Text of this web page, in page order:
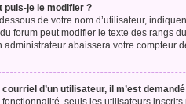
puis-je le modifier ?
de votre nom d’utilisateur,
forum peut modifier le texte des rangs
administrateur abaissera votre compteur
d’un utilisateur, il m’est
seuls les utilisateurs